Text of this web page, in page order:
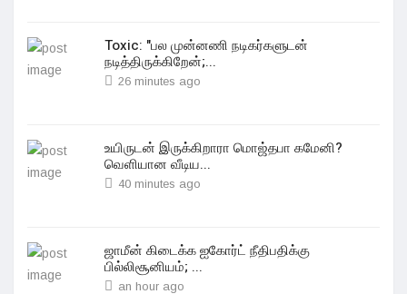
Toxic: "பல முன்னணி நடிகர்களுடன்
நடித்திருக்கிறேன்;...
26 minutes ago
உயிருடன் இருக்கிறாரா மொஜ்தபா‌ கமேனி?
வெளியான வீடிய...
40 minutes ago
ஜாமீன் கிடைக்க ஐகோர்ட் நீதிபதிக்கு
பில்லிசூனியம்; ...
an hour ago